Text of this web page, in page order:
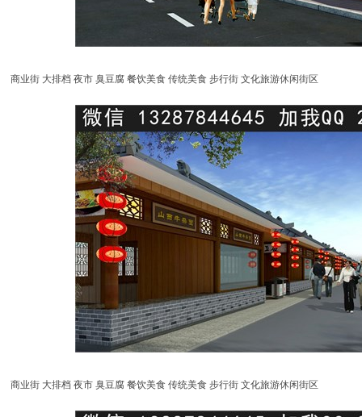
商业街 大排档 夜市 臭豆腐 餐饮美食 传统美食 步行街 文化旅游休闲街区
商业街 大排档 夜市 臭豆腐 餐饮美食 传统美食 步行街 文化旅游休闲街区